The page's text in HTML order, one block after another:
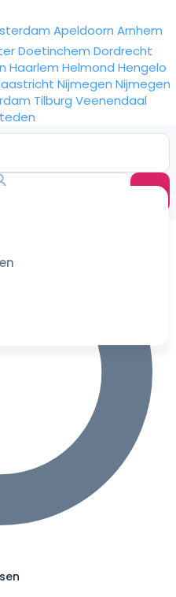
Apeldoorn Arnhem
Doetinchem Dordrecht
Haarlem Helmond Hengelo
Nijmegen Nijmegen
Tilburg Veenendaal